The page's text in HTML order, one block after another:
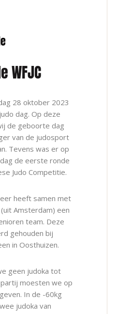
WFJC
28 oktober 2023
dag. Op deze
de geboorte dag
van de judosport
Tevens was er op
de eerste ronde
Judo Competitie.
heeft samen met
(uit Amsterdam) een
team. Deze
gehouden bij
in Oosthuizen.
geen judoka tot
moesten we op
In de -60kg
judoka van